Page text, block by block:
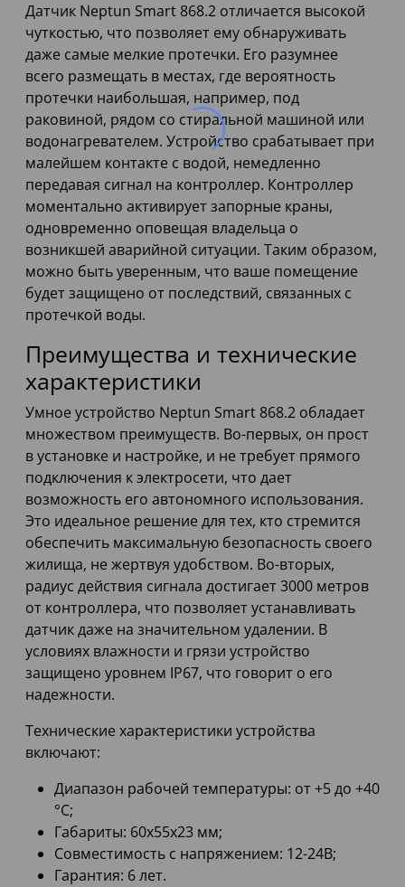
Датчик Neptun Smart 868.2 отличается высокой
чуткостью, что позволяет ему обнаруживать
даже самые мелкие протечки. Его разумнее
всего размещать в местах, где вероятность
протечки наибольшая, например, под
раковиной, рядом со стиральной машиной или
водонагревателем. Устройство срабатывает при
малейшем контакте с водой, немедленно
передавая сигнал на контроллер. Контроллер
моментально активирует запорные краны,
одновременно оповещая владельца о
возникшей аварийной ситуации. Таким образом,
можно быть уверенным, что ваше помещение
будет защищено от последствий, связанных с
протечкой воды.
Преимущества и технические
характеристики
Умное устройство Neptun Smart 868.2 обладает
множеством преимуществ. Во-первых, он прост
в установке и настройке, и не требует прямого
подключения к электросети, что дает
возможность его автономного использования.
Это идеальное решение для тех, кто стремится
обеспечить максимальную безопасность своего
жилища, не жертвуя удобством. Во-вторых,
радиус действия сигнала достигает 3000 метров
от контроллера, что позволяет устанавливать
датчик даже на значительном удалении. В
условиях влажности и грязи устройство
защищено уровнем IP67, что говорит о его
надежности.
Технические характеристики устройства
включают:
Диапазон рабочей температуры: от +5 до +40
°С;
Габариты: 60х55х23 мм;
Совместимость с напряжением: 12-24В;
Гарантия: 6 лет.